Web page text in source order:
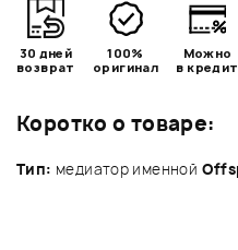
Коротко о товаре:
Тип: медиатор именной
30 дней
возврат
100%
оригинал
Можно
в кредит